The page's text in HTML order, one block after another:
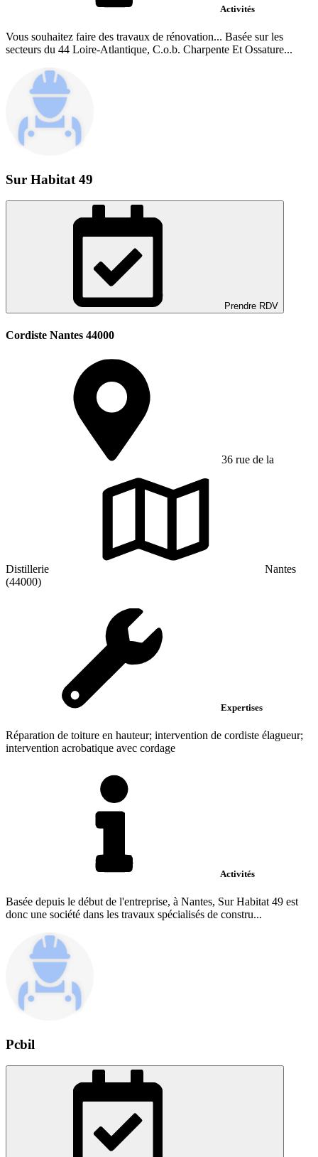
Activités
Vous souhaitez faire des travaux de rénovation... Basée sur les
secteurs du 44 Loire-Atlantique, C.o.b. Charpente Et Ossature...
Sur Habitat 49
Prendre RDV
Cordiste Nantes 44000
36 rue de la
Distillerie
Nantes
(44000)
Expertises
Réparation de toiture en hauteur; intervention de cordiste élagueur;
intervention acrobatique avec cordage
Activités
Basée depuis le début de l'entreprise, à Nantes, Sur Habitat 49 est
donc une société dans les travaux spécialisés de constru...
Pcbil